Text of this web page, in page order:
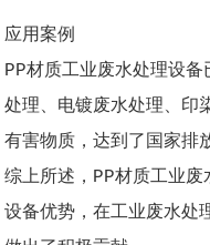
应用案例
PP材质工业废水处理设
处理、电镀废水处理、印
有害物质，达到了国家排
综上所述，PP材质工业
设备优势，在工业废水处